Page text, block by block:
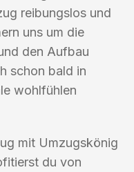
reibungslos und
uns um die
den Aufbau
schon bald in
wohlfühlen
mit Umzugskönig
du von